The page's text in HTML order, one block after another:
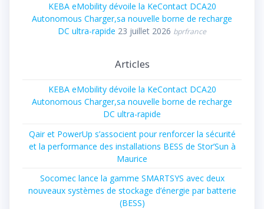
KEBA eMobility dévoile la KeContact DCA20
Autonomous Charger,sa nouvelle borne de recharge
DC ultra-rapide 23 juillet 2026 bprfrance
Articles
KEBA eMobility dévoile la KeContact DCA20
Autonomous Charger,sa nouvelle borne de recharge
DC ultra-rapide
Qair et PowerUp s’associent pour renforcer la sécurité
et la performance des installations BESS de Stor’Sun à
Maurice
Socomec lance la gamme SMARTSYS avec deux
nouveaux systèmes de stockage d’énergie par batterie
(BESS)